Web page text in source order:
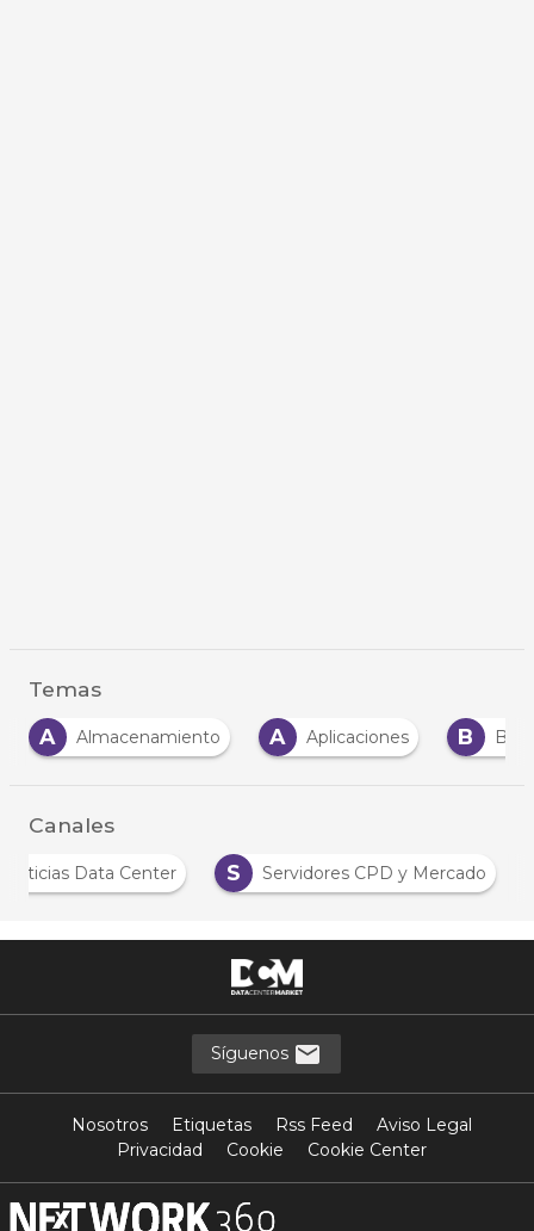
Temas
Almacenamiento Aplicaciones Big
Canales
Noticias Data Center S Servidores CPD y Mercado
Síguenos
Nosotros Etiquetas Rss Feed
Aviso Legal
Privacidad
Cookie Cookie Center